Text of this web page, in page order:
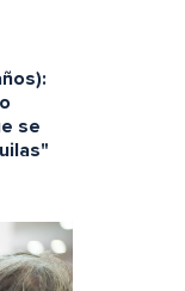
se